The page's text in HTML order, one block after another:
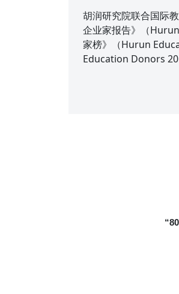
胡润研究院联合国际
企业家报告》（
家榜》（Hurun
Education Donors
“80